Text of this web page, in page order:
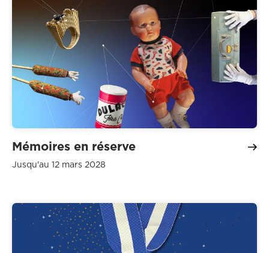
Mémoires en réserve
Jusqu'au 12 mars 2028